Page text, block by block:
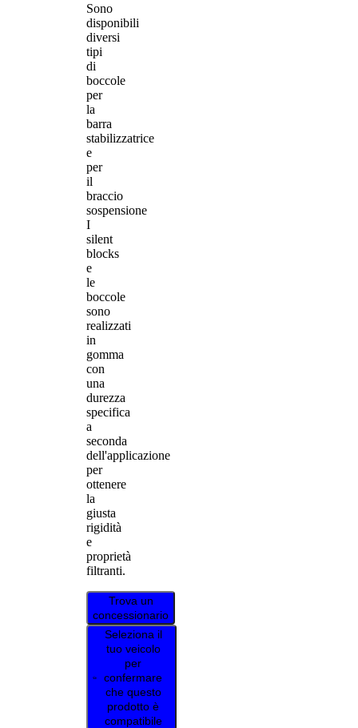
Sono
disponibili
diversi
tipi
di
boccole
per
la
barra
stabilizzatrice
e
per
il
braccio
sospensione
I
silent
blocks
e
le
boccole
sono
realizzati
in
gomma
con
una
durezza
specifica
a
seconda
dell'applicazione
per
ottenere
la
giusta
rigidità
e
proprietà
filtranti.
Trova un
concessionario
Seleziona il
tuo veicolo
per
confermare
che questo
prodotto è
compatibile